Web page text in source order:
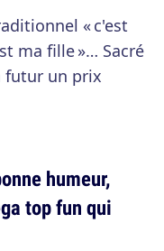
« c'est
ma fille »… Sacré
futur un prix
humeur,
top fun qui